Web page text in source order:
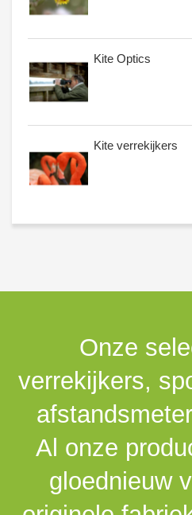
Kite Optics
Kite verrekijkers
Onze
verrekijkers,
Al onze
gloednieuw